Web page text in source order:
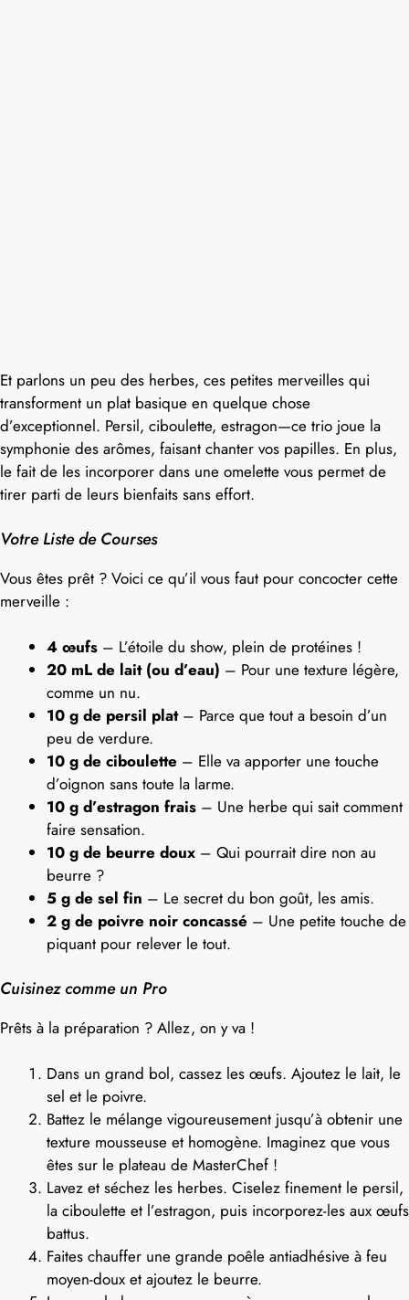
Et parlons un peu des herbes, ces petites merveilles qui
transforment un plat basique en quelque chose
d’exceptionnel. Persil, ciboulette, estragon—ce trio joue la
symphonie des arômes, faisant chanter vos papilles. En plus,
le fait de les incorporer dans une omelette vous permet de
tirer parti de leurs bienfaits sans effort.
Votre Liste de Courses
Vous êtes prêt ? Voici ce qu’il vous faut pour concocter cette
merveille :
4 œufs – L’étoile du show, plein de protéines !
20 mL de lait (ou d’eau) – Pour une texture légère,
comme un nu.
10 g de persil plat– Parce que tout a besoin d’un
peu de verdure.
10 g de ciboulette – Elle va apporter une touche
d’oignon sans toute la larme.
10 g d’estragon frais – Une herbe qui sait comment
faire sensation.
10 g de beurre doux – Qui pourrait dire non au
beurre ?
5 g de sel fin – Le secret du bon goût, les amis.
2 g de poivre noir concassé – Une petite touche de
piquant pour relever le tout.
Cuisinez comme un Pro
Prêts à la préparation ? Allez, on y va !
Dans un grand bol, cassez les œufs. Ajoutez le lait, le
sel et le poivre.
Battez le mélange vigoureusement jusqu’à obtenir une
texture mousseuse et homogène. Imaginez que vous
êtes sur le plateau de MasterChef !
Lavez et séchez les herbes. Ciselez finement le persil,
la ciboulette et l’estragon, puis incorporez-les aux œufs
battus.
Faites chauffer une grande poêle antiadhésive à feu
moyen-doux et ajoutez le beurre.